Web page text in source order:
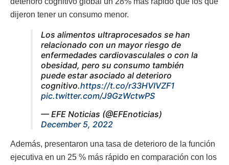
dijeron tener un consumo menor.
Los alimentos ultraprocesados se han
relacionado con un mayor riesgo de
enfermedades cardiovasculales o con la
obesidad, pero su consumo también
puede estar asociado al deterioro
cognitivo.https://t.co/r33HVIVZF1
pic.twitter.com/J9GzWctwPS
— EFE Noticias (@EFEnoticias)
December 5, 2022
Además, presentaron una tasa de deterioro de la función
ejecutiva en un 25 % más rápido en comparación con los